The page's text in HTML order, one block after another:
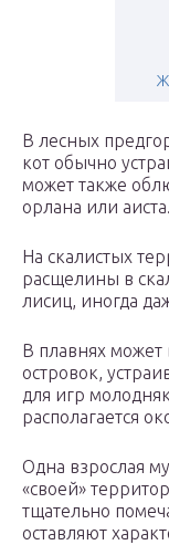
В лесных
кот обычно
может также
орлана или аиста.
На скалистых
расщелины в
лисиц, иногда
В плавнях
островок,
для игр
располагается
Одна взрослая
«своей»
тщательно
оставляют